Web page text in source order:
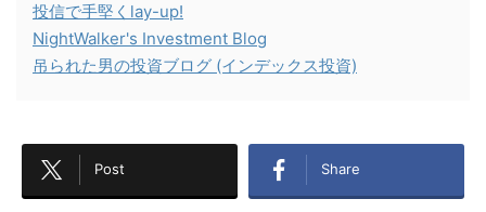
投信で手堅くlay-up!
NightWalker's Investment Blog
吊られた男の投資ブログ (インデックス投資)
Post Share